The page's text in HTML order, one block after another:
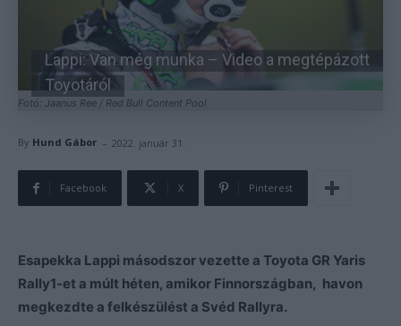
Fotó: Jaanus Ree / Red Bull Content Pool
Lappi: Van még munka – Video a megtépázott
Toyotáról
By Hund Gábor - 2022. január 31.
Facebook X Pinterest
Esapekka Lappi másodszor vezette a Toyota GR Yaris
Rally1-et a múlt héten, amikor Finnországban, havon
megkezdte a felkészülést a Svéd Rallyra.